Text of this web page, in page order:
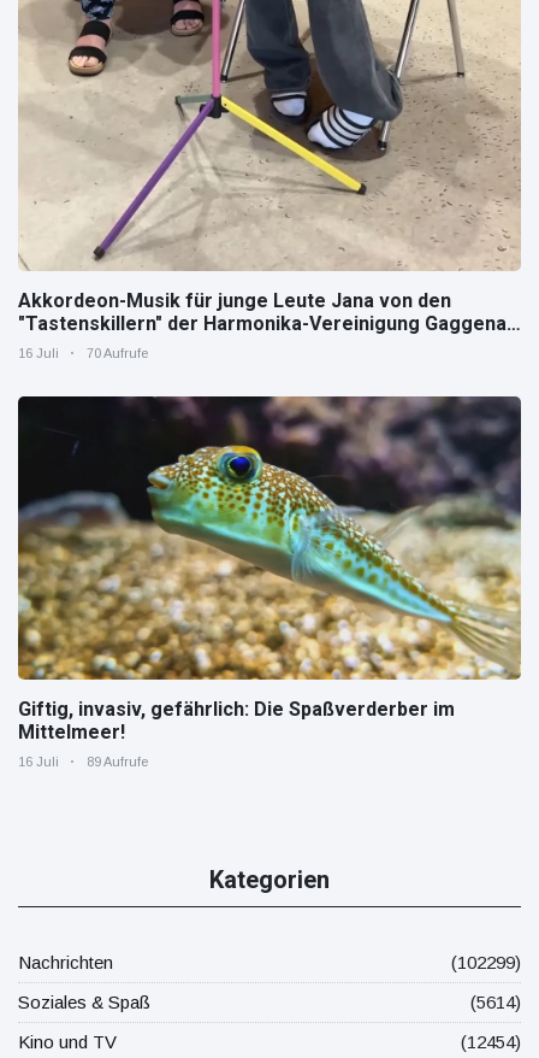
Akkordeon-Musik für junge Leute Jana von den
"Tastenskillern" der Harmonika-Vereinigung Gaggenau
zeigt, wie "jung" das Instrument sein kann.
16 Juli 70 Aufrufe
Giftig, invasiv, gefährlich: Die Spaßverderber im
Mittelmeer!
16 Juli 89 Aufrufe
Kategorien
Nachrichten
(102299)
Soziales & Spaß
(5614)
Kino und TV
(12454)